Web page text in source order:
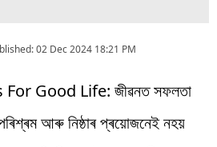
02 Dec 2024 18:21 PM
Good Life: জীৱনত সফলতা
আৰু নিষ্ঠাৰ প্ৰয়োজনেই নহয়